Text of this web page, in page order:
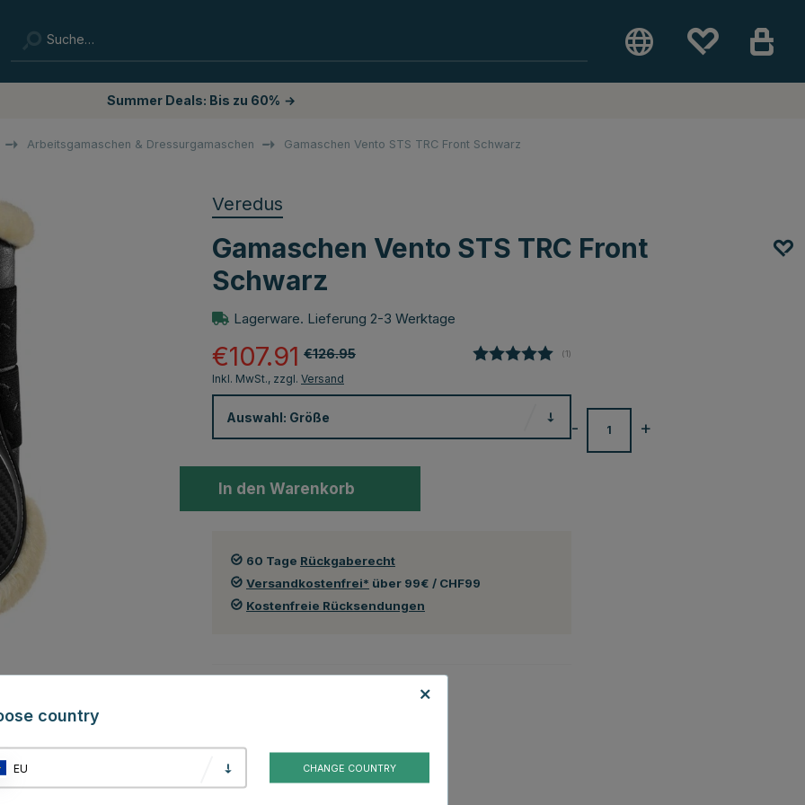
Summer Deals: Bis zu 60% →
Arbeitsgamaschen & Dressurgamaschen Gamaschen Vento STS TRC Front Schwarz
Veredus
Gamaschen Vento STS TRC Front
Schwarz
Lagerware. Lieferung 2-3 Werktage
€126.95
€107.91 (abgegebene bewertungen:
1)
Inkl. MwSt., zzgl. Versand
Auswahl: Größe +
-
In den Warenkorb
60 Tage Rückgaberecht
Versandkostenfrei* über 99€ / CHF99
Kostenfreie Rücksendungen
country
EU CHANGE COUNTRY